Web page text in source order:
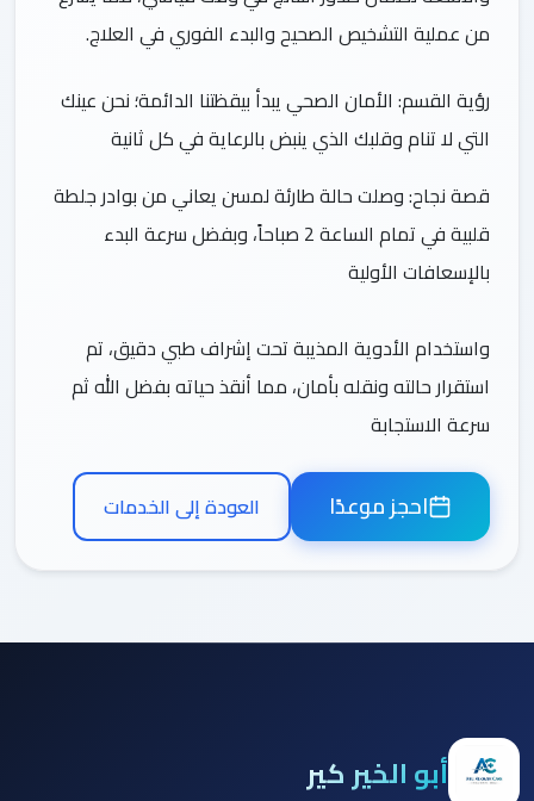
من عملية التشخيص الصحيح والبدء الفوري في العلاج.
رؤية القسم: الأمان الصحي يبدأ بيقظتنا الدائمة؛ نحن عينك
التي لا تنام وقلبك الذي ينبض بالرعاية في كل ثانية
قصة نجاح: وصلت حالة طارئة لمسن يعاني من بوادر جلطة
قلبية في تمام الساعة 2 صباحاً، وبفضل سرعة البدء
واستخدام الأدوية المذيبة تحت إشراف طبي دقيق، تم
استقرار حالته ونقله بأمان، مما أنقذ حياته بفضل الله ثم
سرعة الاستجابة
احجز موعدًا العودة إلى الخدمات
أبو الخير كير